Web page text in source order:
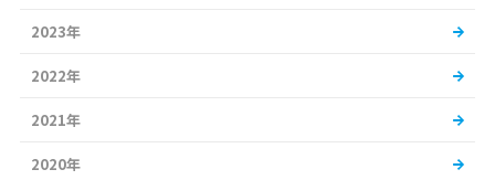
2023年
2022年
2021年
2020年